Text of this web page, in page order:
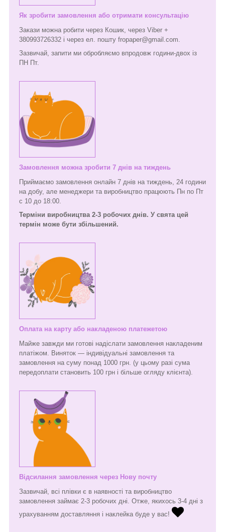
Як зробити замовлення або отримати консультацію
Закази можна робити через Кошик, через Viber +
380993726332 і через ел. пошту fropaper@gmail.com.
Зазвичай, запити ми обробляємо впродовж години-двох із
ПН Пт.
Замовлення можна зробити 7 днів на тиждень
Приймаємо замовлення онлайн 7 днів на тиждень, 24 години
на добу, але менеджери та виробництво працюють Пн по Пт
с 10 до 18:00.
Терміни виробництва 2-3 робочих днів. У свята цей
термін може бути збільшений.
Оплата на карту або накладеною платежетою
Майже завжди ми готові надіслати замовлення накладеним
платіжом. Виняток — індивідуальні замовлення та
замовлення на суму понад 1000 грн. (у цьому разі сума
передоплати становить 100 грн і більше огляду клієнта).
Відсилання замовлення через Нову почту
Зазвичай, всі плівки є в наявності та виробництво
замовлення займає 2-3 робочих дні. Отже, якихось 3-4 дні з
урахуванням доставляння і наклейка буде у вас!